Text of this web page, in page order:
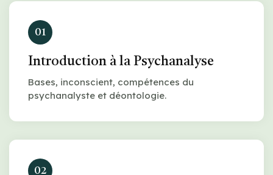
01
Introduction à la Psychanalyse
Bases, inconscient, compétences du
psychanalyste et déontologie.
02